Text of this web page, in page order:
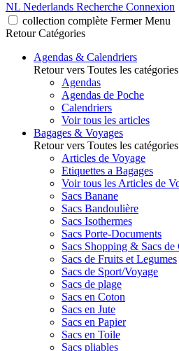
NL Nederlands Recherche Connexion
collection complète Fermer Menu
Retour Catégories
Agendas & Calendriers
Retour vers Toutes les catégories
Agendas
Agendas de Poche
Calendriers
Voir tous les articles
Bagages & Voyages
Retour vers Toutes les catégories
Articles de Voyage
Etiquettes a Bagages
Voir tous les Articles de
Sacs Banane
Sacs Bandoulière
Sacs Isothermes
Sacs Porte-Documents
Sacs Shopping & Sacs de
Sacs de Fruits et Legumes
Sacs de Sport/Voyage
Sacs de plage
Sacs en Coton
Sacs en Jute
Sacs en Papier
Sacs en Toile
Sacs pliables